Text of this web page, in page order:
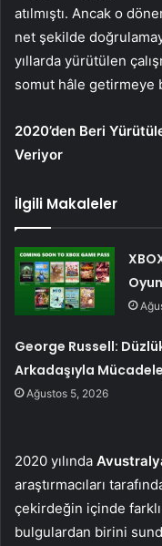
atılmıştı. Ancak o
net şekilde
yıllarda yürütülen
somut hâle getirmeye
2020’den Beri
Veriyor
İlgili Makaleler
George Russell:
Arkadaşıyla
Ağustos 5, 2026
2020 yılında
araştırmacıları
çekirdeğin içinde
bulgulardan birini